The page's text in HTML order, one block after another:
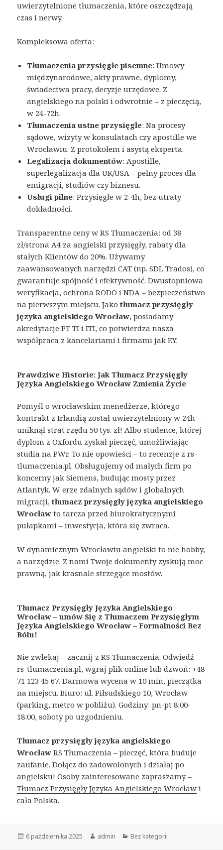
uwierzytelnione tłumaczenia, które oszczędzają
czas i nerwy.
Kompleksowa oferta:
Tłumaczenia przysięgłe pisemne: Umowy
międzynarodowe, akty prawne, dyplomy,
świadectwa pracy, decyzje urzędowe. Z
angielskiego na polski i odwrotnie – z pieczęcią,
w 24-72h.
Tłumaczenia ustne przysięgłe: Na procesy
sądowe, wizyty w konsulatach czy apostille we
Wrocławiu. Z protokołem i asystą eksperta.
Legalizacja dokumentów: Apostille,
superlegalizacja dla UK/USA – pełny proces dla
emigracji, studiów czy biznesu.
Usługi pilne: Przysięgłe w 2-4h, bez utraty
dokładności.
Transparentne ceny w RS Tłumaczenia: od 38
zł/strona A4 za angielski przysięgły, rabaty dla
stałych Klientów do 20%. Używamy
zaawansowanych narzędzi CAT (np. SDL Trados), co
gwarantuje spójność i efektywność. Dwustopniowa
weryfikacja, ochrona RODO i NDA – bezpieczeństwo
na pierwszym miejscu. Jakotłumacz przysięgły
języka angielskiego Wrocław, posiadamy
akredytacje PT TI i ITI, co potwierdza nasza
współpraca z kancelariami i firmami jak EY.
Prawdziwe Historie: Jak Tłumacz Przysięgły
Języka Angielskiego Wrocław Zmienia Życie
Pomyśl o wrocławskim menedżerze, którego
kontrakt z Irlandią został uwierzytelniony w 24h –
uniknął strat rzędu 50 tys. zł! Albo studence, której
dyplom z Oxfordu zyskał pieczęć, umożliwiając
studia na PWr. To nie opowieści – to recenzje z rs-
tlumaczenia.pl. Obsługujemy od małych firm po
koncerny jak Siemens, budując mosty przez
Atlantyk. W erze zdalnych sądów i globalnych
migracji,tłumacz przysięgły języka angielskiego
Wrocław to tarcza przed biurokratycznymi
pułapkami – inwestycja, która się zwraca.
W dynamicznym Wrocławiu angielski to nie hobby,
a narzędzie. Z nami Twoje dokumenty zyskują moc
prawną, jak krasnale strzegące mostów.
Tłumacz Przysięgły Języka Angielskiego
Wrocław – umów Się z Tłumaczem Przysięgłym
Języka Angielskiego Wrocław – Formalności Bez
Bólu!
Nie zwlekaj – zacznij z RS Tłumaczenia. Odwiedź
rs-tlumaczenia.pl, wgraj plik online lub dzwoń: +48
71 123 45 67. Darmowa wycena w 10 min, pieczątka
na miejscu. Biuro: ul. Piłsudskiego 10, Wrocław
(parking, metro w pobliżu). Godziny: pn-pt 8:00-
18:00, soboty po uzgodnieniu.
Tłumacz przysięgły języka angielskiego
Wrocław RS Tłumaczenia – pieczęć, która buduje
zaufanie. Dołącz do zadowolonych i działaj po
angielsku! Osoby zainteresowane zapraszamy –
Tłumacz Przysięgły Języka Angielskiego Wrocław i
cała Polska.
Opublikowano
6 października 2025 Autor
admin Kategorie
Bez kategorii